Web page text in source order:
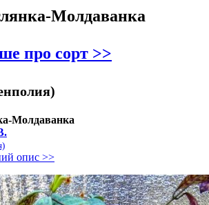
Молдаванка
про сорт >>
Молдаванка
опис >>